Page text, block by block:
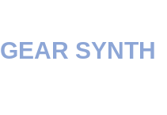
SYNTH